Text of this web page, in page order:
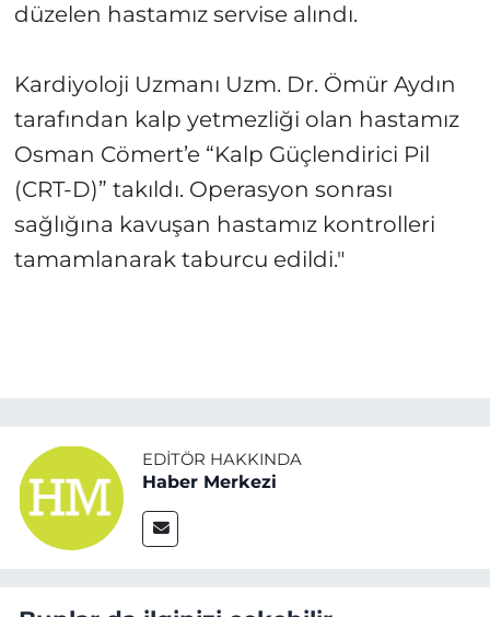
düzelen hastamız servise alındı.
Kardiyoloji Uzmanı Uzm. Dr. Ömür Aydın
tarafından kalp yetmezliği olan hastamız
Osman Cömert’e “Kalp Güçlendirici Pil
(CRT-D)” takıldı. Operasyon sonrası
sağlığına kavuşan hastamız kontrolleri
tamamlanarak taburcu edildi."
EDITÖR HAKKINDA
Haber Merkezi